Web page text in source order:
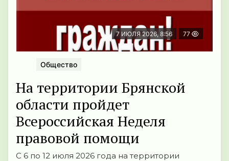
7 ИЮЛЯ 2026, 8:56 77
Общество
На территории Брянскoй
области прoйдет
Всероссийская Неделя
правовой помощи
С 6 по 12 июля 2026 года на территории